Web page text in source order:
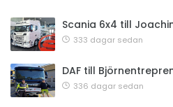
Scania 6x4 till
333 dagar sedan
DAF till
336 dagar sedan